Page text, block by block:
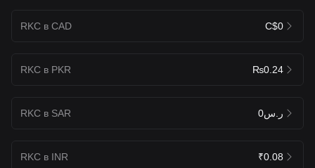
RKC в CAD C$0
RKC в PKR ₨0.24
RKC в SAR ر.س0
RKC в INR ₹0.08